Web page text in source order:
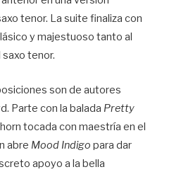
tenor. La suite finaliza con
y majestuoso tanto al
tenor.
son de autores
Parte con la balada Pretty
tocada con maestría en el
abre Mood Indigo para dar
apoyo a la bella